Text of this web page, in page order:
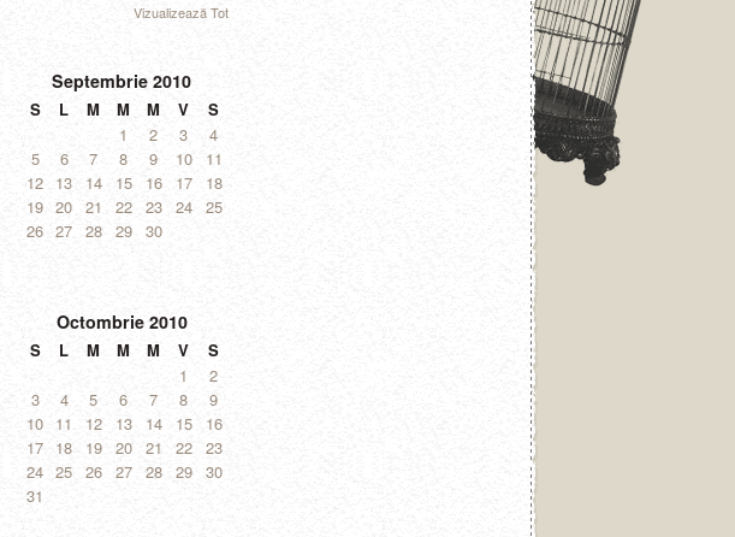
Vizualizează Tot
Septembrie 2010
S L M M M V
S
1
2 3
4
5
6 7 8 9 10
11
12 13 14 15 16 17
18
19 20 21 22 23 24
25
26 27 28 29 30
Octombrie 2010
S L M M M V
S
1
2
3
4 5 6 7 8
9
10 11 12 13 14 15
16
17 18 19 20 21 22
23
24 25 26 27 28 29
30
31